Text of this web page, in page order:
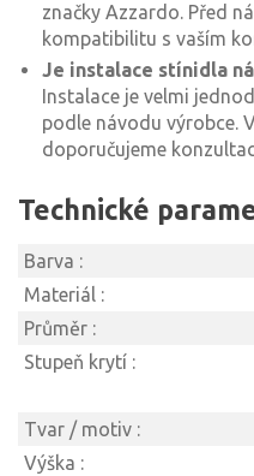
značky Azzardo. Před
kompatibilitu s vaším
Je instalace stínidla
Instalace je velmi
podle návodu výrobce.
doporučujeme
Technické
Barva :
Materiál :
Průměr :
Stupeň krytí :
Tvar / motiv :
Výška :